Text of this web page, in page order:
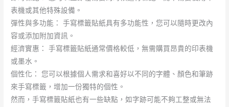
表機或其他特殊設備。
彈性與多功能： 手寫標籤貼紙具有多功能性，您可以隨時更改內
容或添加附加資訊。
經濟實惠： 手寫標籤貼紙通常價格較低，無需購買昂貴的印表機
或墨水。
個性化： 您可以根據個人需求和喜好以不同的字體、顏色和筆跡
來手寫標籤，增加一份獨特的個性。
然而，手寫標籤貼紙也有一些缺點，如字跡可能不夠工整或無法